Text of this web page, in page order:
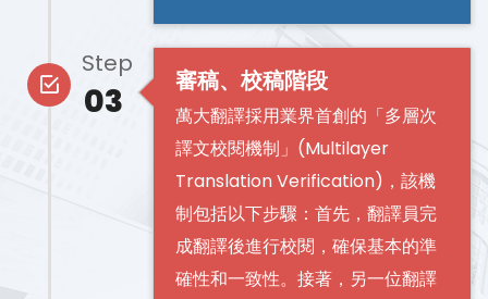
審稿、校稿階段
萬大翻譯採用業界首創的「多層次
譯文校閱機制」(Multilayer
Translation Verification)，該機
制包括以下步驟：首先，翻譯員完
成翻譯後進行校閱，確保基本的準
確性和一致性。接著，另一位翻譯
Step
03